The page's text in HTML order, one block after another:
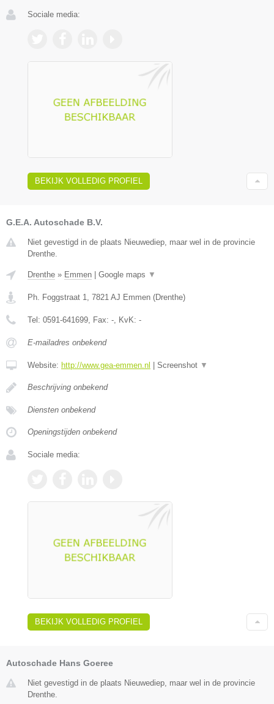
Sociale media:
BEKIJK VOLLEDIG PROFIEL
G.E.A. Autoschade B.V.
Niet gevestigd in de plaats Nieuwediep, maar wel in de provincie
Drenthe.
Drenthe » Emmen Google maps ▼
Ph. Foggstraat 1, 7821 AJ Emmen (Drenthe)
Tel: 0591-641699, Fax: -, KvK: -
E-mailadres onbekend
Website: http://www.gea-emmen.nl Screenshot ▼
Beschrijving onbekend
Diensten onbekend
Openingstijden onbekend
Sociale media:
BEKIJK VOLLEDIG PROFIEL
Autoschade Hans Goeree
Niet gevestigd in de plaats Nieuwediep, maar wel in de provincie
Drenthe.